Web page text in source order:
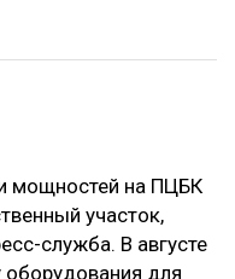
мощностей на ПЦБК
участок,
служба. В августе
для